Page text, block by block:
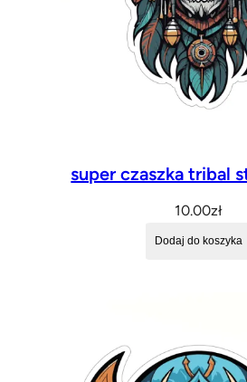
super czaszka tribal
10.00zł
Dodaj do koszyka